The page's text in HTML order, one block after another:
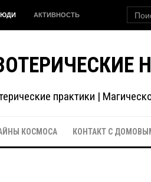
АКТИВНОСТЬ
практики |
КОСМОСА КОНТАКТ С